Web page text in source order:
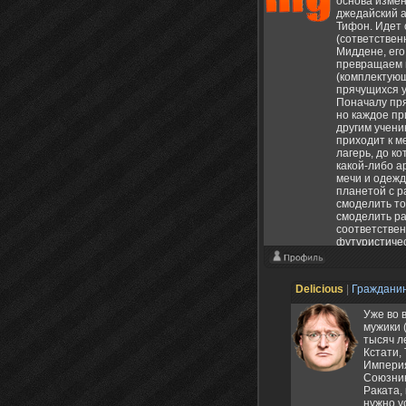
джедайский
Тифон. Идет
Миддене,
превращаем
прячущихся
Поначалу
но каждое
другим
приходит к
лагерь, до
какой-либо
мечи и
планетой с
смоделить
смоделить
Delicious
Уже во
мужики
тысяч
Кстати,
нужно